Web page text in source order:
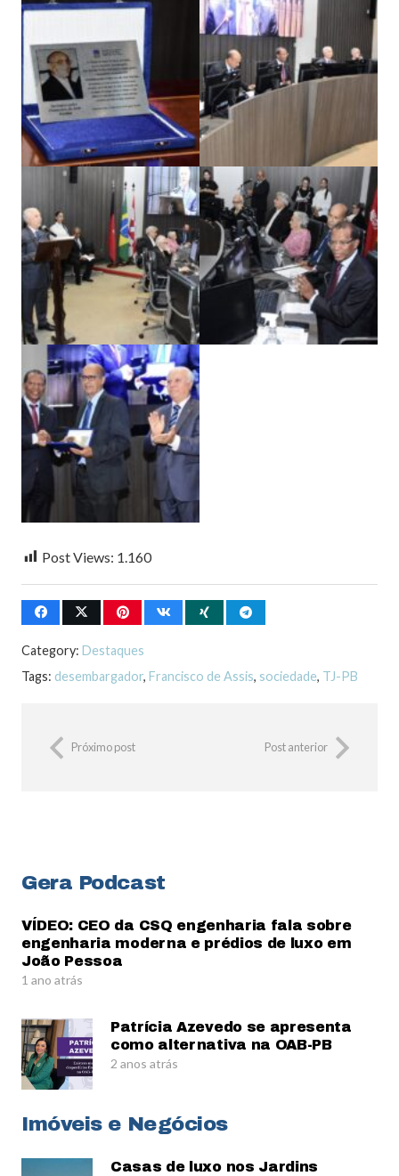
Post Views: 1.160
Category: Destaques
Tags: desembargador, Francisco de Assis, sociedade, TJ-PB
Próximo post Post anterior
Gera Podcast
VÍDEO: CEO da CSQ engenharia fala sobre
engenharia moderna e prédios de luxo em
João Pessoa
1 ano atrás
Patrícia Azevedo se apresenta
como alternativa na OAB-PB
2 anos atrás
Imóveis e Negócios
Casas de luxo nos Jardins